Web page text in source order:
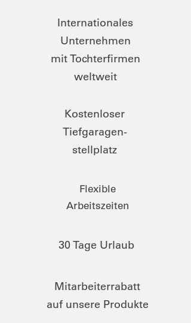
Internationales
Unternehmen
mit Tochterfirmen
weltweit
Kostenloser
Tiefgaragen-
stellplatz
Flexible
Arbeitszeiten
30 Tage Urlaub
Mitarbeiterrabatt
auf unsere Produkte